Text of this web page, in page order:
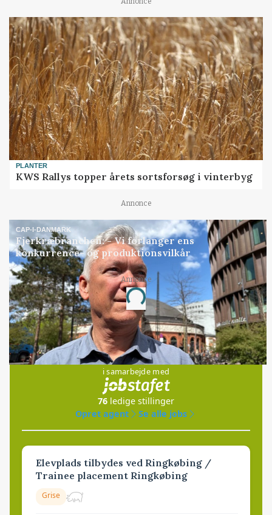
PLANTER
KWS Rallys topper årets sortsforsøg i vinterbyg
Annonce
CAP-I-DANMARK
Fjerkræbranchen: - Vi forlanger ens
konkurrence- og produktionsvilkår
Annonce
Loading...
Jobs
i samarbejde med
76 ledige stillinger
Opret agent
Se alle jobs
Elevplads tilbydes ved Ringkøbing /
Trainee placement Ringkøbing
Grise